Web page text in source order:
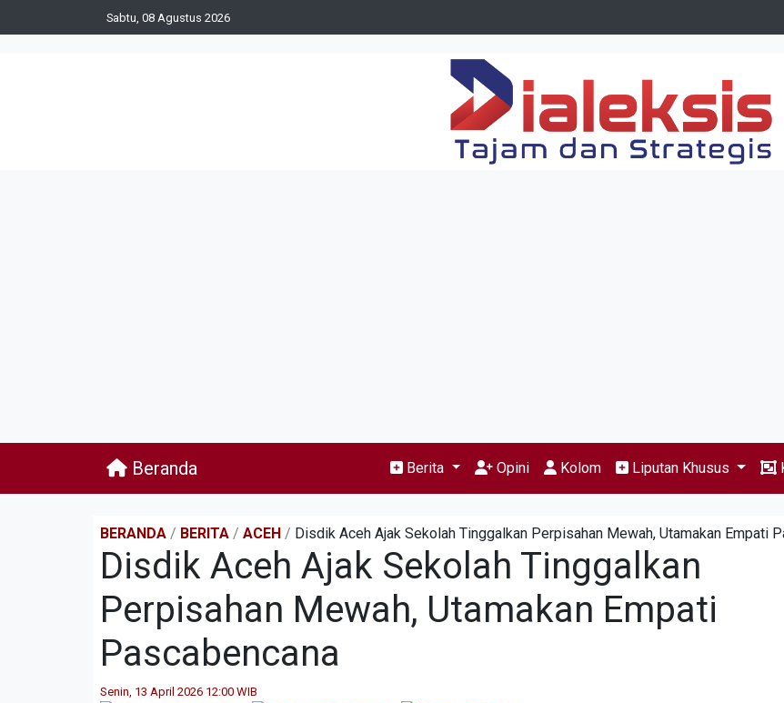
Sabtu, 08 Agustus 2026
Beranda Berita Opini Kolom Liputan Khusus
BERANDA / BERITA / ACEH / Disdik Aceh Ajak Sekolah Tinggalkan Perpisahan Mewah, Utamakan Empati
Disdik Aceh Ajak Sekolah Tinggalkan
Perpisahan Mewah, Utamakan Empati
Pascabencana
Senin, 13 April 2026 12:00 WIB